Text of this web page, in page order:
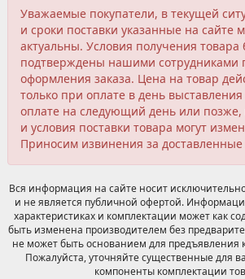
Уважаемые покупатели, в текущей
и сроки поставки указанные на сайте
актуальны. Условия получения товара
подтверждены нашими сотрудниками
оформления заказа. Цена на товар
только при оплате в день
оплате на следующий день или позже,
и условия поставки товара могут
Приносим извинения за доставленные
Вся информация на сайте носит
и не является публичной офертой.
характеристиках и комплектации может как
быть изменена производителем без
не может быть основанием для предъявления
Пожалуйста, уточняйте существенные для
компоненты комплектации